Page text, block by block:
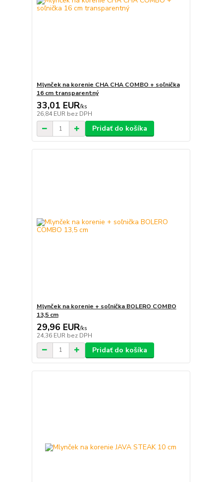
Mlynček na korenie CHA CHA COMBO + soľnička
16 cm transparentný
33,01 EUR/ks
26,84 EUR bez DPH
Pridať do košíka
Mlynček na korenie + soľnička BOLERO COMBO
13,5 cm
29,96 EUR/ks
24,36 EUR bez DPH
Pridať do košíka